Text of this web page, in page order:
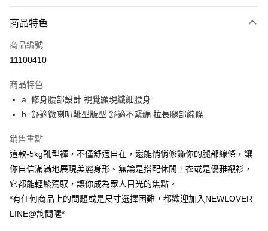
信用卡一次付款
超商取貨付款
ATM付款
貨到付款
運送方式
貨到付款
每筆NT$60，滿NT$999(含以上)免運費
全家(信用卡、多元支付)
商品特色
商品編號
11100410
商品特色
a. 修身腰部設計 視覺顯現纖細腰身
b. 舒適微喇叭靴型版型 舒適不緊繃 拉長腿部線條
銷售重點
這款-5kg靴型褲，不僅舒適自在，還能悄悄修飾你的腿部線條，讓
你自信滿滿地展現美麗身形。無論是搭配休閒上衣或是優雅襯衫，
它都能輕鬆駕馭，讓你成為眾人目光的焦點。
*有任何商品上的問題或是尺寸選擇困難，都歡迎加入NEWLOVER
LINE@詢問喔*